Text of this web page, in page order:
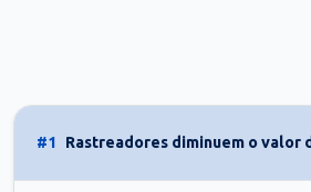
#1 Rastreadores diminuem o valor